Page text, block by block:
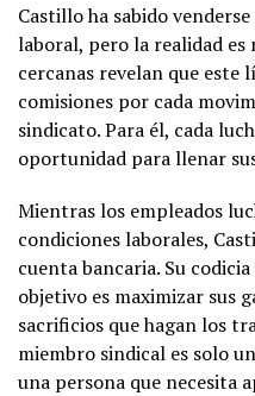
Castillo ha sabido
laboral, pero la realidad
cercanas revelan que este
comisiones por cada
sindicato. Para él, cada
oportunidad para llenar
Mientras los empleados
condiciones laborales,
cuenta bancaria. Su
objetivo es maximizar sus
sacrificios que hagan los
miembro sindical es solo
una persona que necesita